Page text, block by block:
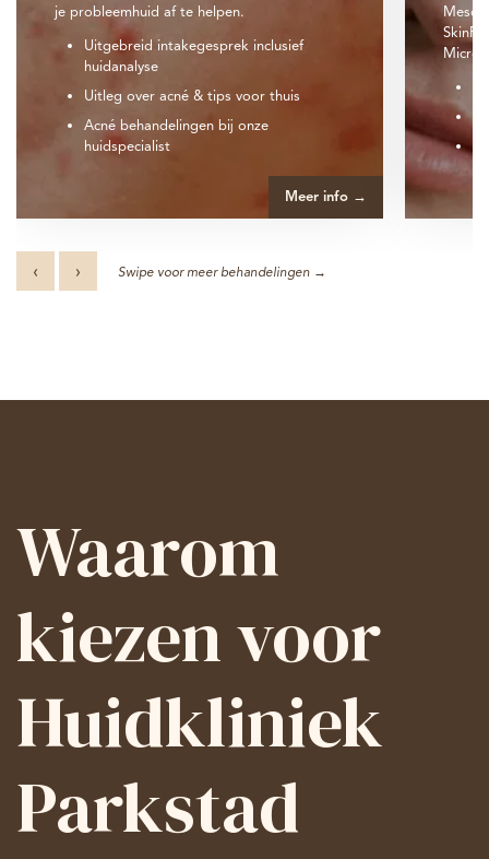
je probleemhuid af te helpen.
Uitgebreid intakegesprek inclusief
huidanalyse
Uitleg over acné & tips voor thuis
Acné behandelingen bij onze
huidspecialist
Meer info →
‹ › Swipe voor meer behandelingen →
Waarom
kiezen voor
Huidkliniek
Parkstad